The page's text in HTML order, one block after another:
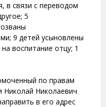
в связи с переводом
5
9 детей усыновлены
воспитание отцу; 1
по правам
Николай Николаевич
в его адрес